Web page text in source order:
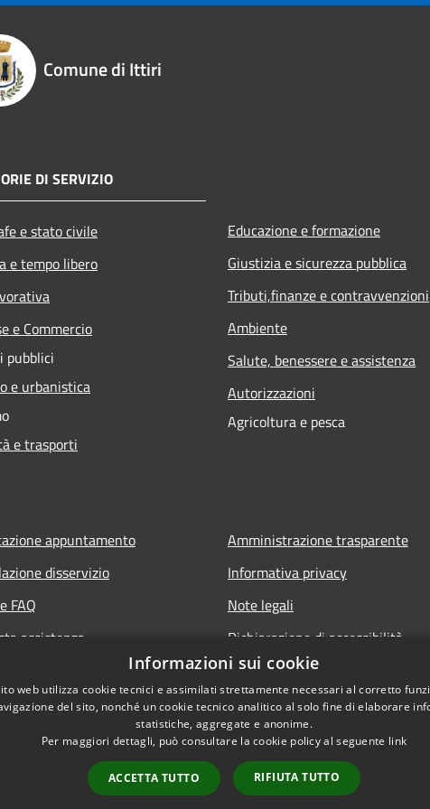
Comune di Ittiri
DI SERVIZIO
e stato civile
e tempo libero
e Commercio
pubblici
e urbanistica
e trasporti
Educazione e formazione
Giustizia e sicurezza pubblica
Tributi,finanze e contravvenzioni
Ambiente
Salute, benessere e assistenza
Autorizzazioni
Agricoltura e pesca
appuntamento
disservizio
FAQ
assistenza
Amministrazione trasparente
Informativa privacy
Note legali
Dichiarazione di accessibilità
Obiettivi di accessibilità
Storico Deliberazioni
Informazioni sui cookie
web utilizza cookie tecnici e assimilati strettamente necessari al corretto
del sito, nonché un cookie tecnico analitico al solo fine di elaborare
statistiche, aggregate e anonime.
Per maggiori dettagli, può consultare la cookie policy al seguente link
ACCETTA TUTTO RIFIUTA TUTTO